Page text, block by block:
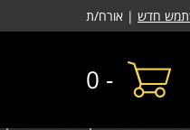
חדש | אורח/ת
-
0